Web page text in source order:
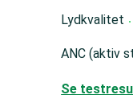
Lydkvalitet
ANC (aktiv
Se